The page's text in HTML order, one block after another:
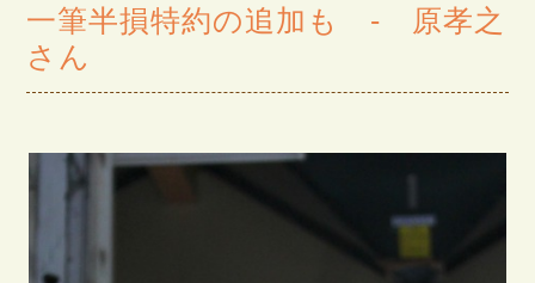
一筆半損特約の追加も - 原孝之
さん